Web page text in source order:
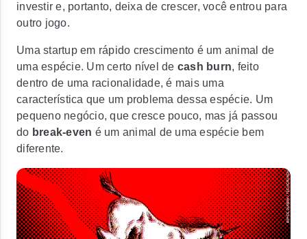
investir e, portanto, deixa de crescer, você entrou para
outro jogo.
Uma startup em rápido crescimento é um animal de
uma espécie. Um certo nível de cash burn, feito
dentro de uma racionalidade, é mais uma
característica que um problema dessa espécie. Um
pequeno negócio, que cresce pouco, mas já passou
do break-even é um animal de uma espécie bem
diferente.